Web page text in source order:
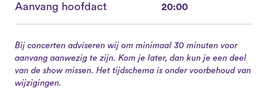
Aanvang hoofdact 20:00
Bij concerten adviseren wij om minimaal 30 minuten voor
aanvang aanwezig te zijn. Kom je later, dan kun je een deel
van de show missen. Het tijdschema is onder voorbehoud van
wijzigingen.